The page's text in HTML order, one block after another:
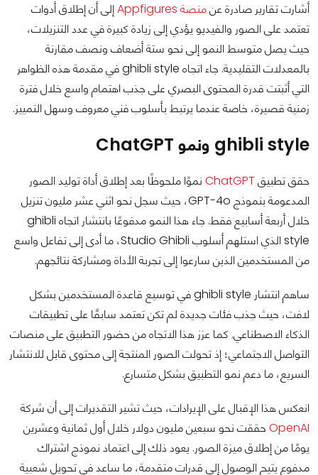
أشارت تقارير صادرة عنمنصة Appfigures
إلى أن إطلاق أدوات
تعتمد على الصور والفيديو يؤدي إلى زيادة كبيرة في عدد التنزيلات،
حيث يصل متوسط النمو إلى نحو ستة أضعاف ونصف مقارنة
بالمعدلات التقليدية. جاء اتجاه ghibli style في مقدمة هذه الظواهر
التي أثبتت قدرة المحتوى البصري على جذب اهتمام واسع خلال فترة
زمنية قصيرة، خاصة عندما يرتبط بأسلوب فني معروف وسهل التمييز.
ghibli style ونمو ChatGPT
حقق تطبيق ChatGPT نموًا ملحوظًا بعد إطلاق أداة توليد الصور
المدعومة بنموذج GPT-4o، حيث سجل نحو اثني عشر مليون تنزيل
خلال أربعة أسابيع فقط. جاء هذا النمو مدفوعًا بانتشار اتجاه ghibli
style الذي استلهم أسلوب Studio Ghibli، ما أدى إلى تفاعل واسع
من المستخدمين الذين سارعوا إلى تجربة الأداة ومشاركة نتائجهم.
ساهم انتشار ghibli style في توسيع قاعدة المستخدمين بشكل
لافت، حيث جذب فئات جديدة لم تكن تعتمد سابقًا على تطبيقات
الذكاء الاصطناعي. كما عزز هذا الاتجاه من حضور التطبيق على منصات
التواصل الاجتماعي؛ إذ تحولت الصور المنتجة إلى محتوى قابل للانتشار
السريع، ما دعم نمو التطبيق بشكل متسارع.
انعكس هذا الإقبال على الإيرادات، حيث تشير التقديرات إلى أن شركة
OpenAI حققت نحو سبعين مليون دولار خلال أول ثمانية وعشرين
يومًا من إطلاق ميزة الصور. يعود ذلك إلى اعتماد نموذج اشتراك
مدفوع يتيح الوصول إلى قدرات متقدمة، ما ساعد في تحويل شعبية